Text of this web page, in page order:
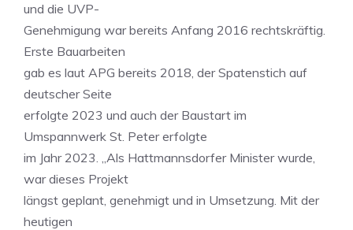
und die UVP-
Genehmigung war bereits Anfang 2016 rechtskräftig.
Erste Bauarbeiten
gab es laut APG bereits 2018, der Spatenstich auf
deutscher Seite
erfolgte 2023 und auch der Baustart im
Umspannwerk St. Peter erfolgte
im Jahr 2023. „Als Hattmannsdorfer Minister wurde,
war dieses Projekt
längst geplant, genehmigt und in Umsetzung. Mit der
heutigen